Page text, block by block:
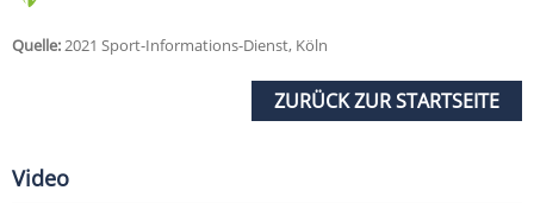
Quelle:2021 Sport-Informations-Dienst, Köln
ZURÜCK ZUR STARTSEITE
Video